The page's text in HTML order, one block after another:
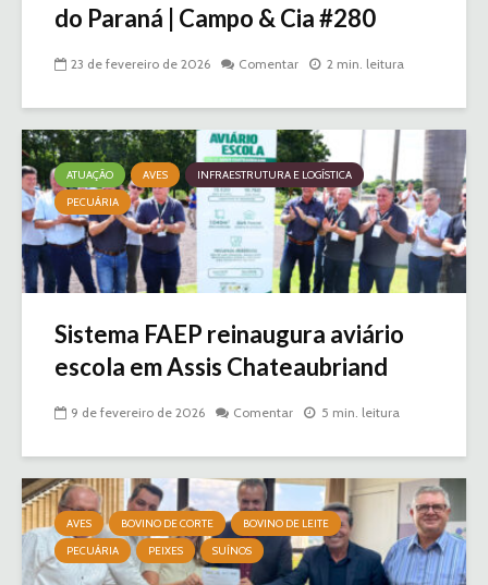
do Paraná | Campo & Cia #280
23 de fevereiro de 2026 Comentar 2 min. leitura
ATUAÇÃO AVES
INFRAESTRUTURA E LOGÍSTICA
PECUÁRIA
Sistema FAEP reinaugura aviário
escola em Assis Chateaubriand
9 de fevereiro de 2026 Comentar 5 min. leitura
AVES BOVINO DE CORTE
BOVINO DE LEITE
PECUÁRIA
PEIXES SUÍNOS